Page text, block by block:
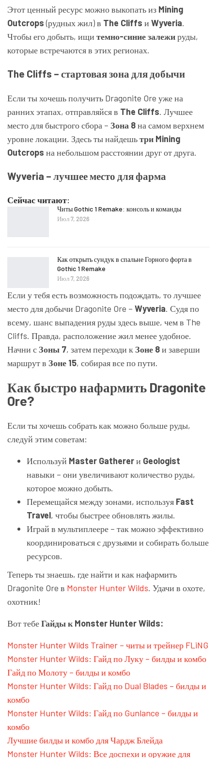
Этот ценный ресурс можно выкопать из Mining
Outcrops(рудных жил) в The Cliffs и Wyveria.
Чтобы его добыть, ищи темно-синие залежируды,
которые встречаются в этих регионах.
The Cliffs – стартовая зона для добычи
Если ты хочешь получить Dragonite Ore уже на
ранних этапах, отправляйся в The Cliffs. Лучшее
место для быстрого сбора – Зона 8на самом верхнем
уровне локации. Здесь ты найдешьтри Mining
Outcrops на небольшом расстоянии друг от друга.
Wyveria – лучшее место для фарма
Сейчас читают:
Читы Gothic 1 Remake: консоль и команды
Июл 7, 2026
Как открыть сундук в спальне Горного форта в
Gothic 1 Remake
Июл 7, 2026
Если у тебя есть возможность подождать, то лучшее
место для добычи Dragonite Ore – Wyveria. Судя по
всему, шанс выпадения руды здесь выше, чем в The
Cliffs. Правда, расположение жил менее удобное.
Начни сЗоны 7, затем переходи к Зоне 8и заверши
маршрут в Зоне 15, собирая все по пути.
Как быстро нафармить Dragonite
Ore?
Если ты хочешь собрать как можно больше руды,
следуй этим советам:
Используй Master Gathererи Geologist
навыки – они увеличивают количество руды,
которое можно добыть.
Перемещайся между зонами, используя Fast
Travel, чтобы быстрее обновлять жилы.
Играй в мультиплеере – так можно эффективно
координироваться с друзьями и собирать больше
ресурсов.
Теперь ты знаешь, где найти и как нафармить
Dragonite Ore в Monster Hunter Wilds. Удачи в охоте,
охотник!
Вот тебеГайды к Monster Hunter Wilds:
Monster Hunter Wilds Trainer – читы и трейнер FLiNG
Monster Hunter Wilds: Гайд по Луку – билды и комбо
Гайд по Молоту – билды и комбо
Monster Hunter Wilds: Гайд по Dual Blades – билды и
комбо
Monster Hunter Wilds: Гайд по Gunlance – билды и
комбо
Лучшие билды и комбо для Чардж Блейда
Monster Hunter Wilds: Все доспехи и оружие для